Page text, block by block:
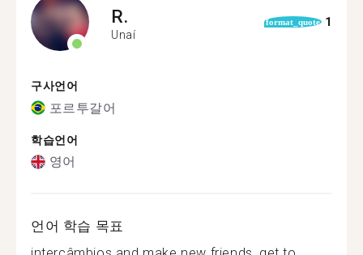
R.
Unaí
format_quote 1
구사언어
포르투갈어
학습언어
영어
언어 학습 목표